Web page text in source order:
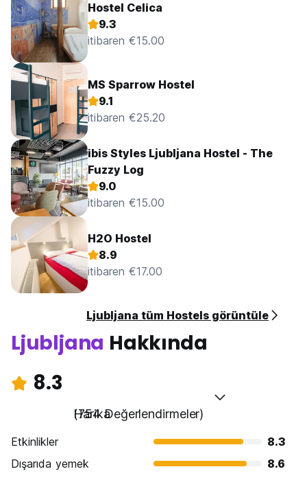
Hostel Celica
9.3
itibaren €15.00
MS Sparrow Hostel
9.1
itibaren €25.20
ibis Styles Ljubljana Hostel - The
Fuzzy Log
9.0
itibaren €15.00
H2O Hostel
8.9
itibaren €17.00
Ljubljana tüm Hostels görüntüle
Ljubljana Hakkında
8.3
Harika
(754 Değerlendirmeler)
Etkinlikler
8.3
Dışarıda yemek
8.6